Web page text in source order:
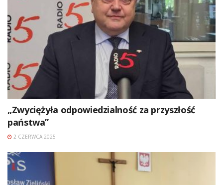
„Zwyciężyła odpowiedzialność za przyszłość
państwa”
2 CZERWCA 2025